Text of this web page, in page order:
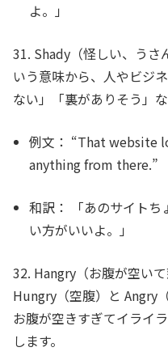
よ。」
31. Shady（怪しい、うさ
いう意味から、人やビジ
ない」「裏がありそう」な
例文： “That website
anything from there.”
和訳：
「あのサイト
い方がいいよ。」
32. Hangry（お腹が空いて
Hungry（空腹）と Angry
お腹が空きすぎてイライ
します。